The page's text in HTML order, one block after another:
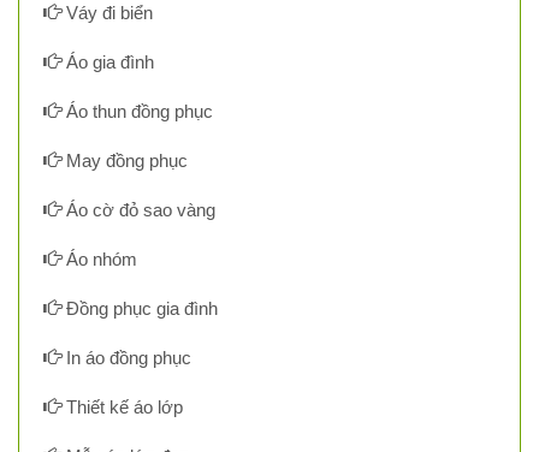
Váy đi biển
Áo gia đình
Áo thun đồng phục
May đồng phục
Áo cờ đỏ sao vàng
Áo nhóm
Đồng phục gia đình
In áo đồng phục
Thiết kế áo lớp